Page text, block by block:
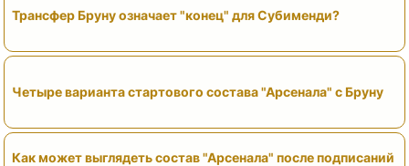
Трансфер Бруну означает "конец" для Субименди?
Четыре варианта стартового состава "Арсенала" с Бруну
Как может выглядеть состав "Арсенала" после подписаний